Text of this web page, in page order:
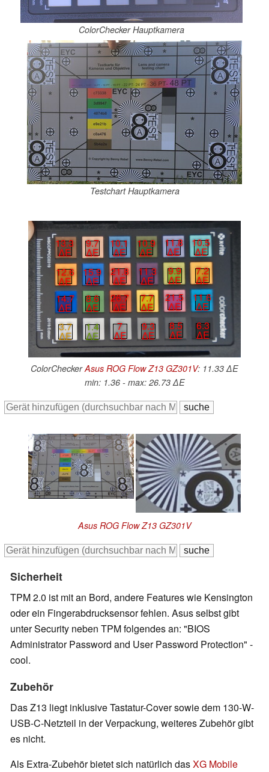
ColorChecker Hauptkamera
Testchart Hauptkamera
13.3
∆E
9.7
∆E
10.1
∆E
10.9
∆E
11.8
∆E
10.5
∆E
12.6
∆E
15.9
∆E
21.8
∆E
11.3
∆E
9.9
∆E
7.2
∆E
14.7
∆E
8.6
∆E
26.7
∆E
7.7
∆E
21.5
∆E
11.6
∆E
3.7
∆E
1.4
∆E
7
∆E
9.3
∆E
8.5
∆E
6.3
∆E
ColorCheckerAsus ROG Flow Z13 GZ301V: 11.33 ∆E
min: 1.36 - max: 26.73 ∆E
Asus ROG Flow Z13 GZ301V
Sicherheit
TPM 2.0 ist mit an Bord, andere Features wie Kensington
oder ein Fingerabdrucksensor fehlen. Asus selbst gibt
unter Security neben TPM folgendes an: "BIOS
Administrator Password and User Password Protection" -
cool.
Zubehör
Das Z13 liegt inklusive Tastatur-Cover sowie dem 130-W-
USB-C-Netzteil in der Verpackung, weiteres Zubehör gibt
es nicht.
Als Extra-Zubehör bietet sich natürlich dasXG Mobile